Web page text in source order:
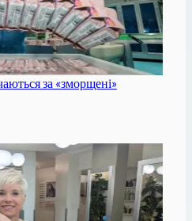
за «зморщені»